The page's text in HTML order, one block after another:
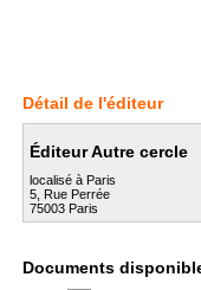
Détail de l'éditeur
Éditeur Autre cercle
localisé à Paris
5, Rue Perrée
75003 Paris
Documents